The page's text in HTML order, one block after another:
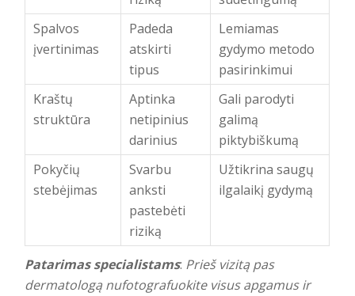
Spalvos
įvertinimas
Padeda
atskirti
tipus
Lemiamas
gydymo metodo
pasirinkimui
Kraštų
struktūra
Aptinka
netipinius
darinius
Gali parodyti
galimą
piktybiškumą
Pokyčių
stebėjimas
Svarbu
anksti
pastebėti
riziką
Užtikrina saugų
ilgalaikį gydymą
Patarimas specialistams: Prieš vizitą pas
dermatologą nufotografuokite visus apgamus ir